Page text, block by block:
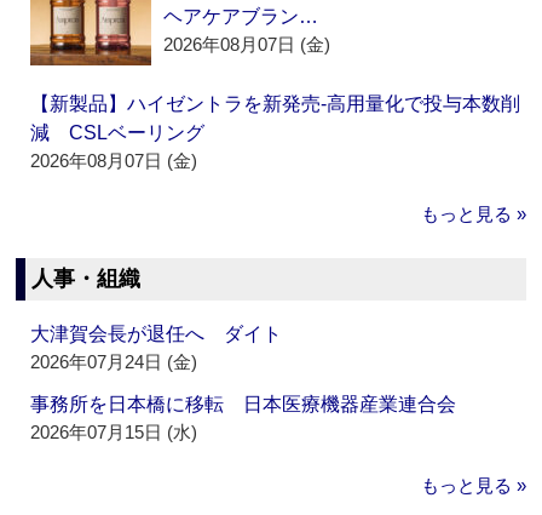
ヘアケアブラン…
2026年08月07日 (金)
【新製品】ハイゼントラを新発売‐高用量化で投与本数削
減 CSLベーリング
2026年08月07日 (金)
もっと見る »
人事・組織
大津賀会長が退任へ ダイト
2026年07月24日 (金)
事務所を日本橋に移転 日本医療機器産業連合会
2026年07月15日 (水)
もっと見る »